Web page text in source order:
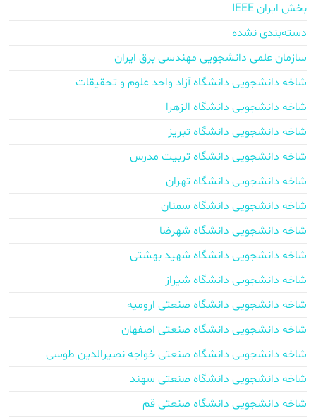
بخش ایران IEEE
دسته‌بندی نشده
سازمان علمی دانشجویی مهندسی برق ایران
شاخه دانشجویی دانشگاه آزاد واحد علوم و تحقیقات
شاخه دانشجویی دانشگاه الزهرا
شاخه دانشجویی دانشگاه تبریز
شاخه دانشجویی دانشگاه تربیت مدرس
شاخه دانشجویی دانشگاه تهران
شاخه دانشجویی دانشگاه سمنان
شاخه دانشجویی دانشگاه شهرضا
شاخه دانشجویی دانشگاه شهید بهشتی
شاخه دانشجویی دانشگاه شیراز
شاخه دانشجویی دانشگاه صنعتی ارومیه
شاخه دانشجویی دانشگاه صنعتی اصفهان
شاخه دانشجویی دانشگاه صنعتی خواجه نصیرالدین طوسی
شاخه دانشجویی دانشگاه صنعتی سهند
شاخه دانشجویی دانشگاه صنعتی قم